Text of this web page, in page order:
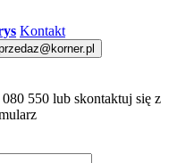
Kontakt
550 lub skontaktuj się z